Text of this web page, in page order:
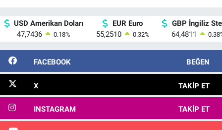
USD Amerikan Doları
47,7436
0.18%
EUR Euro
55,2510
0.32%
GBP İngiliz
64,4811
0.38
FACEBOOK BEĞEN
X TAKIP ET
INSTAGRAM TAKIP ET